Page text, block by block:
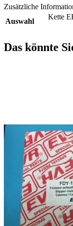
Zusätzliche
Auswahl
Kette
Das könnte